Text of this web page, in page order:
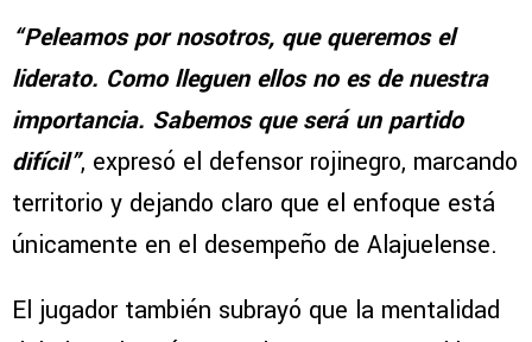
“Peleamos por nosotros, que queremos el
liderato. Como lleguen ellos no es de nuestra
importancia. Sabemos que será un partido
difícil”, expresó el defensor rojinegro, marcando
territorio y dejando claro que el enfoque está
únicamente en el desempeño de Alajuelense.
El jugador también subrayó que la mentalidad